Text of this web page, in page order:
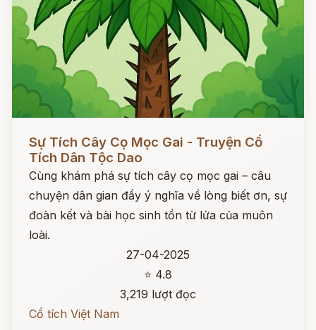
Sự Tích Cây Cọ Mọc Gai - Truyện Cổ
Tích Dân Tộc Dao
Cùng khám phá sự tích cây cọ mọc gai – câu
chuyện dân gian đầy ý nghĩa về lòng biết ơn, sự
đoàn kết và bài học sinh tồn từ lửa của muôn
loài.
27-04-2025
⭐ 4.8
3,219 lượt đọc
Cổ tích Việt Nam